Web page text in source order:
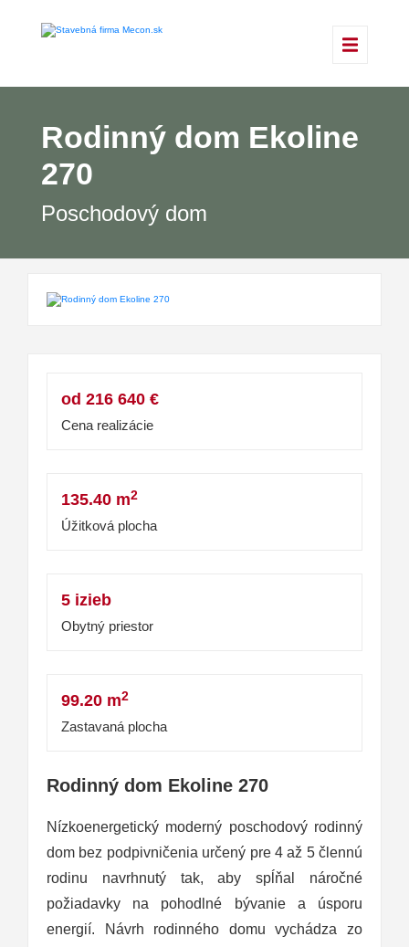
Rodinný dom Ekoline
270
Poschodový dom
od 216 640 €
Cena realizácie
135.40 m2
Úžitková plocha
5 izieb
Obytný priestor
99.20 m2
Zastavaná plocha
Rodinný dom Ekoline 270
Nízkoenergetický moderný poschodový rodinný
dom bez podpivničenia určený pre 4 až 5 člennú
rodinu navrhnutý tak, aby spĺňal náročné
požiadavky na pohodlné bývanie a úsporu
energií. Návrh rodinného domu vychádza zo